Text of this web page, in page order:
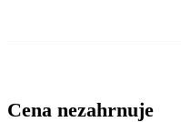
Cena nezahrnuje